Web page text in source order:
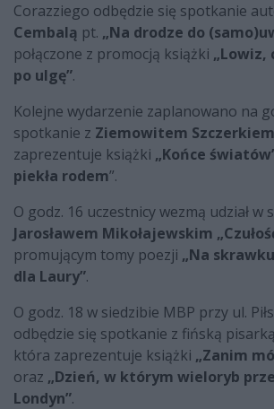
Corazziego odbędzie się spotkanie
Cembalą pt. „Na drodze do
połączone z promocją książki „Lowiz,
po ulgę”.
Kolejne wydarzenie zaplanowano na
spotkanie z Ziemowitem Szczerkiem
zaprezentuje książki „Końce
piekła rodem”.
O godz. 16 uczestnicy wezmą udział w
Jarosławem Mikołajewskim
promującym tomy poezji „Na
dla Laury”.
O godz. 18 w siedzibie MBP przy ul.
odbędzie się spotkanie z fińską pisarką
która zaprezentuje książki „Zanim
oraz „Dzień, w którym wieloryb
Londyn”.